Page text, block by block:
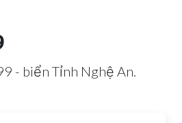
- biển Tỉnh Nghệ An.